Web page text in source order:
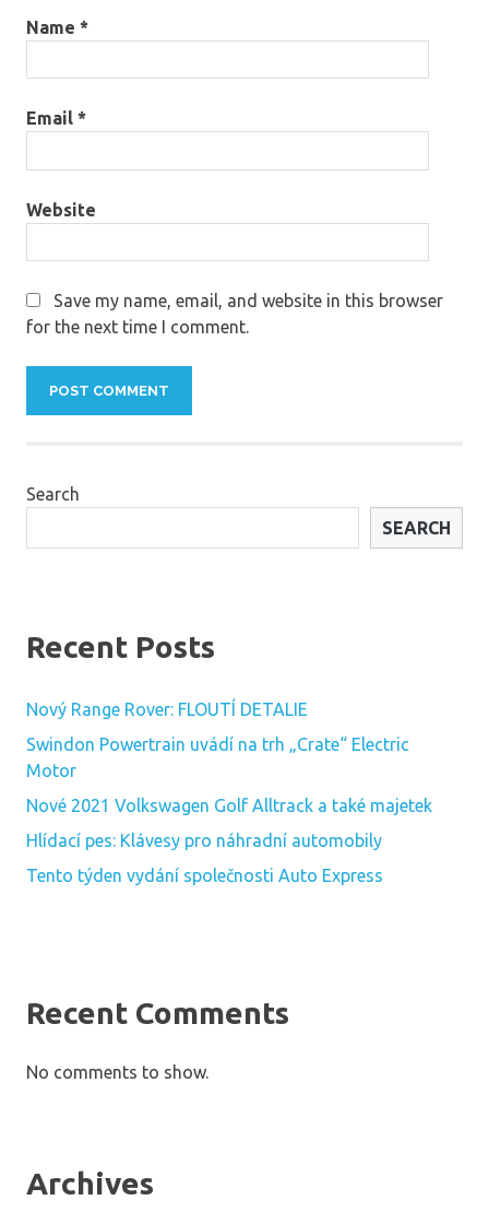
Name *
Email *
Website
Save my name, email, and website in this browser
for the next time I comment.
Search
SEARCH
Recent Posts
Nový Range Rover: FLOUTÍ DETALIE
Swindon Powertrain uvádí na trh „Crate“ Electric
Motor
Nové 2021 Volkswagen Golf Alltrack a také majetek
Hlídací pes: Klávesy pro náhradní automobily
Tento týden vydání společnosti Auto Express
Recent Comments
No comments to show.
Archives